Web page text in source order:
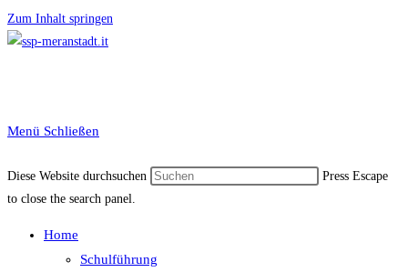
Zum Inhalt springen
Menü Schließen
Diese Website durchsuchen
Press Escape
to close the search panel.
Home
Schulführung